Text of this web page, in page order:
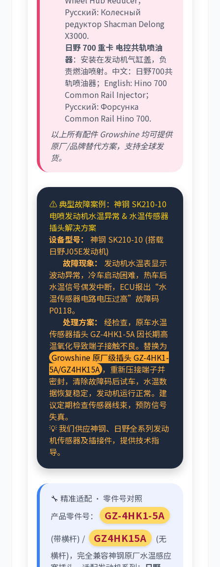
Русский: Колесный
редуктор Shacman Delong
X3000.
日野 700 重卡 电控共轨喷油
器：安装在发动机气缸盖，负
责燃油喷射。中文：日野700共
轨喷油器；English: Hino 700
Common Rail Injector；
Русский: Форсунка
Common Rail Hino 700.
以上所有配件 Growshine 均可提供
原厂/品牌替代方案，支持全球发
货。
⚠️ 典型故障案例：神钢 SK210-10
电喷发动机水温异常 & 水温传感器
插头解决方案
设备型号：
神钢 SK210-10 (搭载
日野J05E发动机)
故障现象：
发动机水温表显示
波动异常，冷车启动困难，热车后
水温信号偶发中断，ECU报出“水
温传感器电路电压过高”故障码
P0118。
处理方案：
经检查，原车水温
传感器插头 GZ-4HK1-5A 因长期高
温氧化导致端子接触不良。替换为
Growshine 原厂级插头 GZ-4HK1-
5A/GZ4HK15A ，重新压接端子并
密封，清除故障码后试车，水温数
据恢复稳定，发动机运行正常。建
议定期检查传感器线束，预防信号
失真。
💡 我们供应神钢、日野全系列发动
机传感器及插接件，提供技术指
导。
🔧 精准适配 · 零件号对照
产品零件号：
GZ-4HK1-5A
(带横杆) / GZ4HK15A
(无
横杆)，完全兼容神钢原厂水温感应